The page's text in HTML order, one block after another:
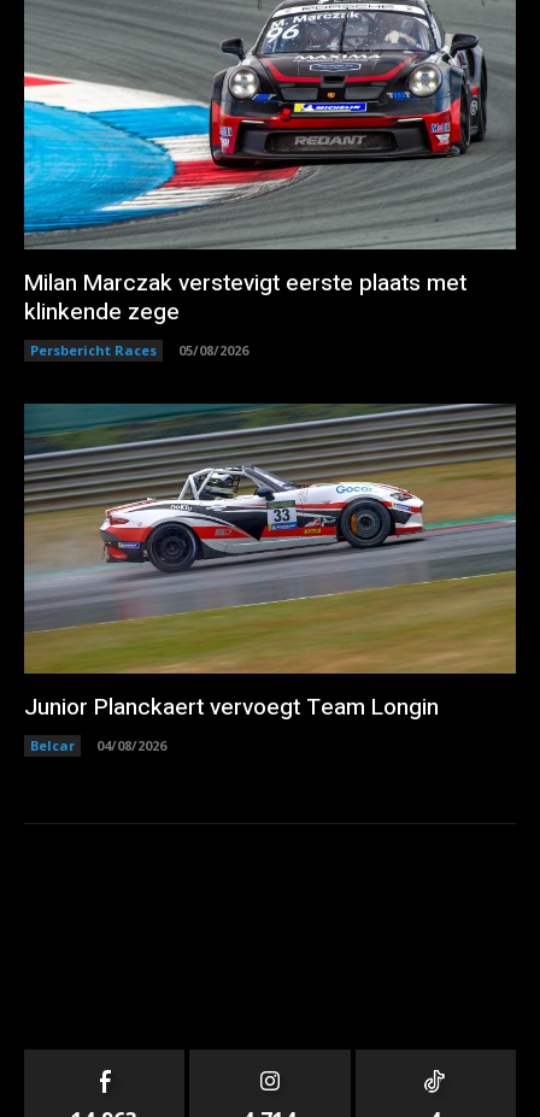
Milan Marczak verstevigt eerste plaats met
klinkende zege
Persbericht Races 05/08/2026
Junior Planckaert vervoegt Team Longin
Belcar 04/08/2026